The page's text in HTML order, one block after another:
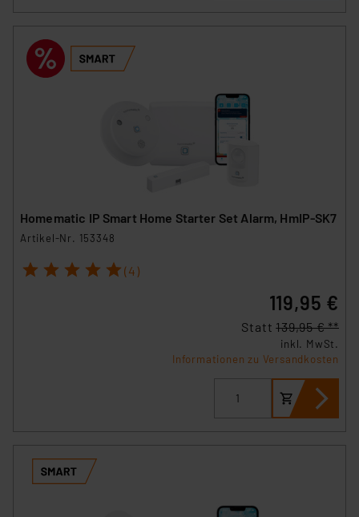
Homematic IP Smart Home Starter Set Alarm, HmIP-SK7
Artikel-Nr. 153348
1 2 3 4 5 (4)
119,95 €
Statt139,95 € **
inkl. MwSt.
Informationen zu Versandkosten